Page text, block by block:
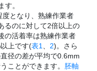
。
となり、熟練作業者
るのに対して2倍以上の
の活着率は熟練作業者
上です(表1 2)。さら
径の差が平均で0.6mm
ことができます。 胚軸